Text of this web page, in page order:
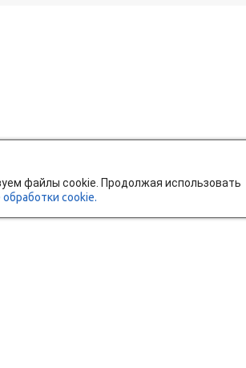
файлы cookie. Продолжая использовать
cookie.